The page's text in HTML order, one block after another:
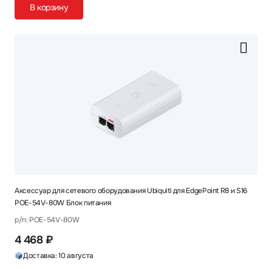
В корзину
Аксессуар для сетевого оборудования Ubiquiti для EdgePoint R8 и S16
POE-54V-80W Блок питания
p/n: POE-54V-80W
4 468 ₽
Доставка: 10 августа